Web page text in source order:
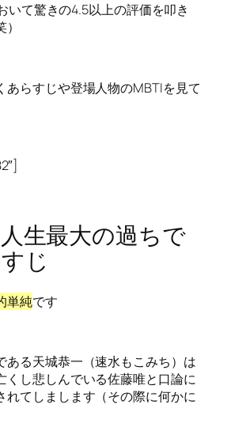
いて驚きの4.5以上の評価を叩き
あらすじや登場人物のMBTIを見て
生最大の過ちで
じ
単純です
ある天城恭一（速水もこみち）は
くし悲しんでいる佐藤唯と口論に
れてしまします（その際に何かに